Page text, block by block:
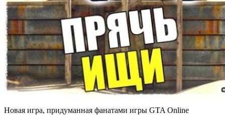
Новая игра, придуманная фанатами игры GTA Online